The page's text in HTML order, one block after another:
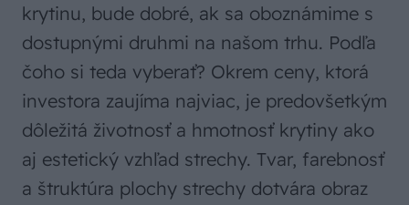
krytinu, bude dobré, ak sa oboznámime s
dostupnými druhmi na našom trhu. Podľa
čoho si teda vyberať? Okrem ceny, ktorá
investora zaujíma najviac, je predovšetkým
dôležitá životnosť a hmotnosť krytiny ako
aj estetický vzhľad strechy. Tvar, farebnosť
a štruktúra plochy strechy dotvára obraz